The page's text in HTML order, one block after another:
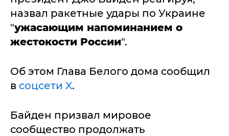
назвал ракетные удары по Украине
"ужасающим напоминанием о
жестокости России".
Об этом Глава Белого дома сообщил
в соцсети X.
Байден призвал мировое
сообщество продолжать